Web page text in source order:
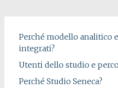
Perché modello analitico
integrati?
Utenti dello studio e
Perché Studio Seneca?